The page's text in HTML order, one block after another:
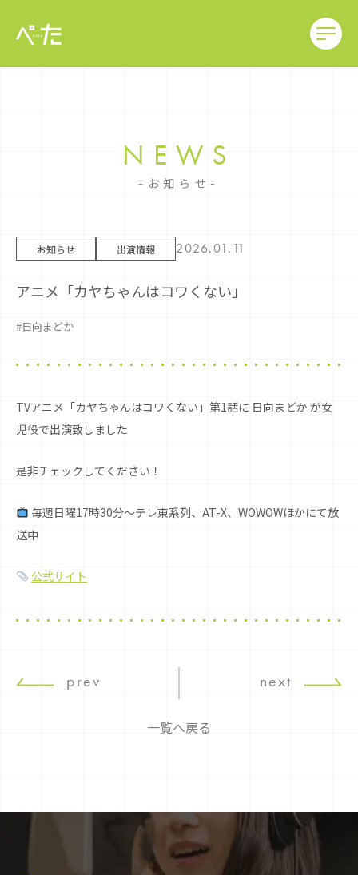
NEWS
お知らせ
お知らせ 出演情報 2026.01.11
アニメ「カヤちゃんはコワくない」
#日向まどか
TVアニメ「カヤちゃんはコワくない」第1話に 日向まどか が女
児役で出演致しました
是非チェックしてください！
毎週日曜17時30分～テレ東系列、AT-X、WOWOWほかにて放
送中
公式サイト
prev
一覧へ戻る
next